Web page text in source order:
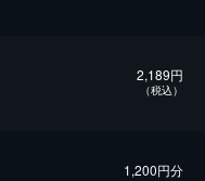
2,189円
（税込）
1,200円分